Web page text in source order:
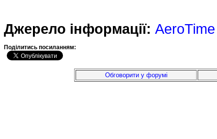
Джерело інформації: AeroTime
Подiлитись посиланням:
Обговорити у форумі